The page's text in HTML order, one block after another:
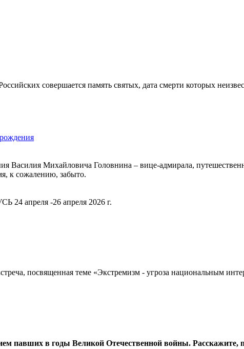
совершается память святых, дата смерти которых
Василия Михайловича Головнина – вице-адмирала,
к сожалению, забыто.
апреля -26 апреля 2026 г.
посвященная теме «Экстремизм - угроза национальным
павших в годы Великой Отечественной войны. Расскажите,